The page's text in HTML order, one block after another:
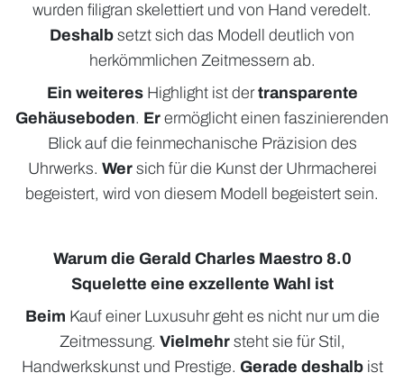
wurden filigran skelettiert und von Hand veredelt.
Deshalb setzt sich das Modell deutlich von
herkömmlichen Zeitmessern ab.
Ein weiteresHighlight ist dertransparente
Gehäuseboden. Er ermöglicht einen faszinierenden
Blick auf die feinmechanische Präzision des
Uhrwerks. Wersich für die Kunst der Uhrmacherei
begeistert, wird von diesem Modell begeistert sein.
Warum die Gerald Charles Maestro 8.0
Squelette eine exzellente Wahl ist
Beim Kauf einer Luxusuhr geht es nicht nur um die
Zeitmessung. Vielmehrsteht sie für Stil,
Handwerkskunst und Prestige. Gerade deshalbist